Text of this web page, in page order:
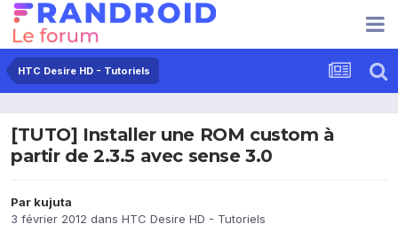
HTC Desire HD - Tutoriels
[TUTO] Installer une ROM custom à
partir de 2.3.5 avec sense 3.0
Par kujuta
3 février 2012 dans HTC Desire HD - Tutoriels